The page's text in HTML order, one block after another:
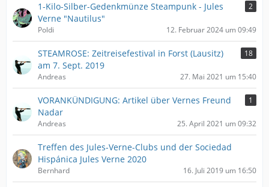
1-Kilo-Silber-Gedenkmünze Steampunk - Jules
Verne "Nautilus"
2
Poldi 12. Februar 2024 um 09:49
STEAMROSE: Zeitreisefestival in Forst (Lausitz)
am 7. Sept. 2019
18
Andreas 27. Mai 2021 um 15:40
VORANKÜNDIGUNG: Artikel über Vernes Freund
Nadar
1
Andreas 25. April 2021 um 09:32
Treffen des Jules-Verne-Clubs und der Sociedad
Hispánica Jules Verne 2020
Bernhard 16. Juli 2019 um 16:50